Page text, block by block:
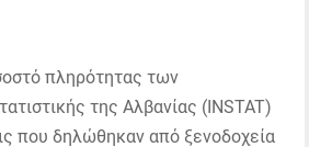
πληρότητας των
της Αλβανίας (INSTAT)
που δηλώθηκαν από ξενοδοχεία